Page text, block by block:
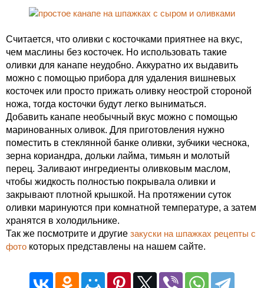
Считается, что оливки с косточками приятнее на вкус,
чем маслины без косточек. Но использовать такие
оливки для канапе неудобно. Аккуратно их выдавить
можно с помощью прибора для удаления вишневых
косточек или просто прижать оливку неострой стороной
ножа, тогда косточки будут легко выниматься.
Добавить канапе необычный вкус можно с помощью
маринованных оливок. Для приготовления нужно
поместить в стеклянной банке оливки, зубчики чеснока,
зерна кориандра, дольки лайма, тимьян и молотый
перец. Заливают ингредиенты оливковым маслом,
чтобы жидкость полностью покрывала оливки и
закрывают плотной крышкой. На протяжении суток
оливки маринуются при комнатной температуре, а затем
хранятся в холодильнике.
Так же посмотрите и другие закуски на шпажках рецепты с
фото которых представлены на нашем сайте.